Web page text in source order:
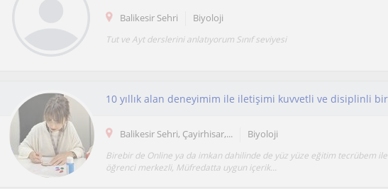
Balikesir Sehri Biyoloji
Tut ve Ayt derslerini anlatıyorum Sınıf seviyesi
Balikesir Sehri, Çayirhisar,... Biyoloji
Birebir de Online ya da imkan dahilinde de yüz yüze eğitim tecrübem ile
öğrenci merkezli, Müfredatta uygun içerik...